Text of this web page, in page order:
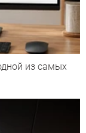
из самых